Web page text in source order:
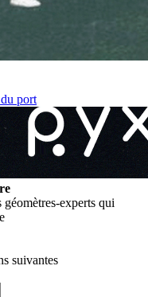
port
experts qui
suivantes